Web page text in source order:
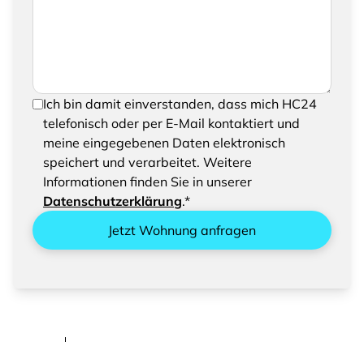
Um Ihre Anfrage senden zu können, bestätigen
Sie bitte das Speichern und Verarbeiten Ihrer
eingegebenen Daten
Ich bin damit einverstanden, dass mich HC24
telefonisch oder per E-Mail kontaktiert und
meine eingegebenen Daten elektronisch
speichert und verarbeitet. Weitere
Informationen finden Sie in unserer
Datenschutzerklärung.*
Jetzt Wohnung anfragen